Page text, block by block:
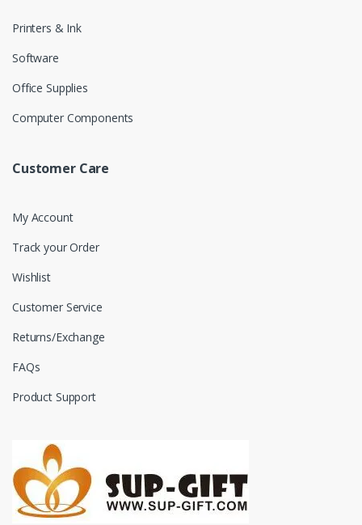
Printers & Ink
Software
Office Supplies
Computer Components
Customer Care
My Account
Track your Order
Wishlist
Customer Service
Returns/Exchange
FAQs
Product Support